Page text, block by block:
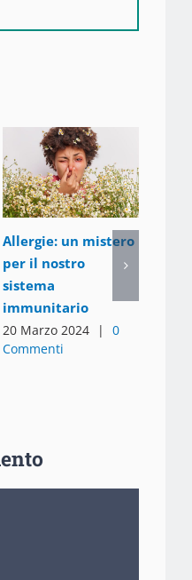
Allergie: un mistero
per il nostro
sistema
immunitario
20 Marzo 2024 |
0
Commenti